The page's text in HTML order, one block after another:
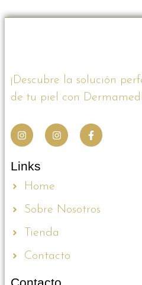
¡Descubre la solución
de tu piel con
Links
Home
Sobre Nosotros
Tienda
Contacto
Contacto